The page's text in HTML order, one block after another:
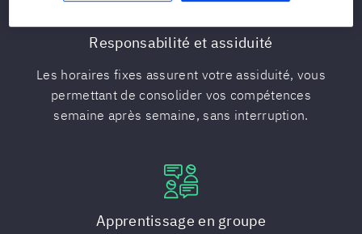
Responsabilité et assiduité
Les horaires fixes assurent votre assiduité, vous
permettant de consolider vos compétences
semaine après semaine, sans interruption.
Apprentissage en groupe